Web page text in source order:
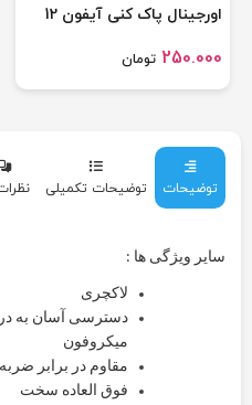
اورجینال پاک کنی آیفون 12
تومان250.000
توضیحات توضیحات تکمیلی
سایر ویژگی ها :
لاکچری
دسترسی آسان به
میکروفون
مقاوم در برابر
فوق العاده سخت